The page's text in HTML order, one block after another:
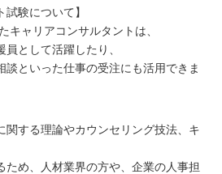
試験について】
キャリアコンサルタントは、
として活躍したり、
談といった仕事の受注にも活用できま
関する理論やカウンセリング技法、キ
ため、人材業界の方や、企業の人事担